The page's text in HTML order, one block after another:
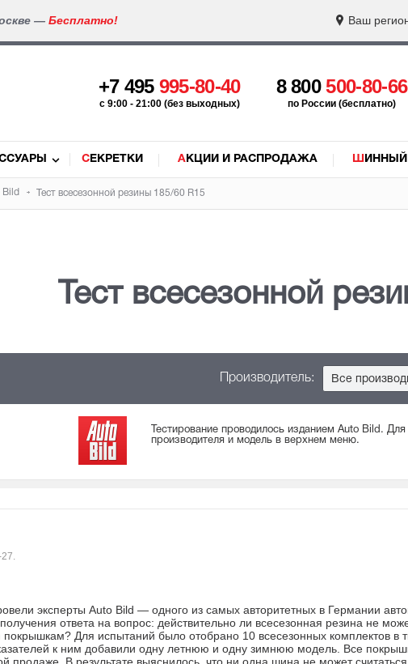
— Бесплатно! Ваш
+7 495 995-80-40
c 9:00 - 21:00 (без выходных)
8 800500-80-66
по России (бесплатно)
СЕКРЕТКИ АКЦИИ И РАСПРОДАЖА
Bild Тест всесезонной резины 185/60 R15
Тест всесезонной
Производитель: Все
Тестирование проводилось изданием Auto Bild.
производителя и модель в верхнем меню.
эксперты Auto Bild — одного из самых авторитетных в Германии
ответа на вопрос: действительно ли всесезонная резина не
Для испытаний было отобрано 10 всесезонных комплектов в
к ним добавили одну летнюю и одну зимнюю модель. Все